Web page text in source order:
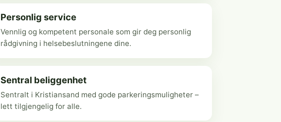
Personlig service
Vennlig og kompetent personale som gir deg personlig
rådgivning i helsebeslutningene dine.
Sentral beliggenhet
Sentralt i Kristiansand med gode parkeringsmuligheter –
lett tilgjengelig for alle.